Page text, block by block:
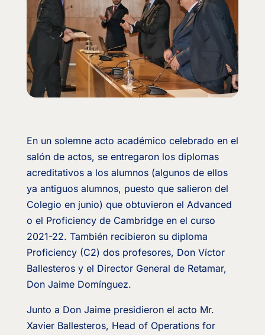
En un solemne acto académico celebrado en el
salón de actos, se entregaron los diplomas
acreditativos a los alumnos (algunos de ellos
ya antiguos alumnos, puesto que salieron del
Colegio en junio) que obtuvieron el Advanced
o el Proficiency de Cambridge en el curso
2021-22. También recibieron su diploma
Proficiency (C2) dos profesores, Don Víctor
Ballesteros y el Director General de Retamar,
Don Jaime Domínguez.
Junto a Don Jaime presidieron el acto Mr.
Xavier Ballesteros, Head of Operations for